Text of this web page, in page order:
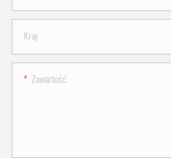
Kraj
Zawartość